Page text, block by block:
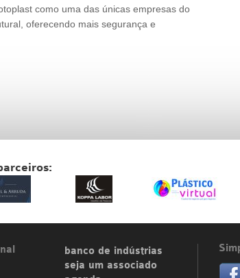
como uma das únicas empresas do
oferecendo mais segurança e
banco de indústrias
seja um associado